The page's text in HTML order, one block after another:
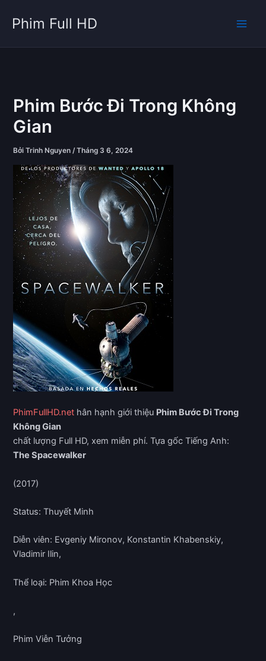
dung
Phim Full HD
Phim Bước Đi Trong Không
Gian
BởiTrinh Nguyen/Tháng 3 6, 2024
PhimFullHD.net hân hạnh giới thiệu Phim Bước Đi Trong
Không Gian
chất lượng Full HD, xem miễn phí. Tựa gốc Tiếng Anh:
The Spacewalker
(2017)
Status: Thuyết Minh
Diễn viên: Evgeniy Mironov, Konstantin Khabenskiy,
Vladimir Ilin,
Thể loại: Phim Khoa Học
,
Phim Viễn Tưởng